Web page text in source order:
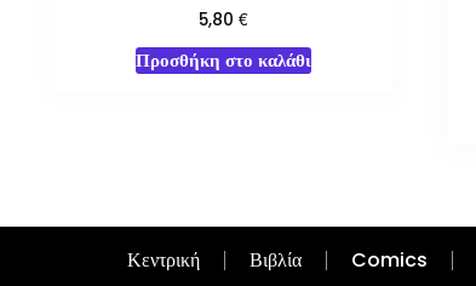
5,80€
Προσθήκη στο καλάθι
Κεντρική Βιβλία Comics